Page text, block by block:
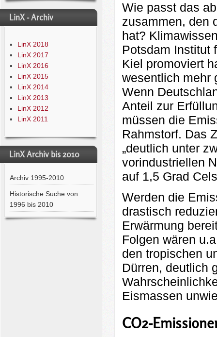
LinX - Archiv
LinX 2018
LinX 2017
LinX 2016
LinX 2015
LinX 2014
LinX 2013
LinX 2012
LinX 2011
LinX Archiv bis 2010
Archiv 1995-2010
Historische Suche von
1996 bis 2010
Wie passt das
zusammen, den
hat?
Potsdam Institut
Kiel promoviert
wesentlich mehr
Wenn
Anteil zur
müssen die
Rahmstorf. Das
„deutlich unter
vorindustriellen
auf 1,5 Grad
Werden die
drastisch
Erwärmung
Folgen wären
den tropischen
Dürren, deutlich
Eismassen
CO2-